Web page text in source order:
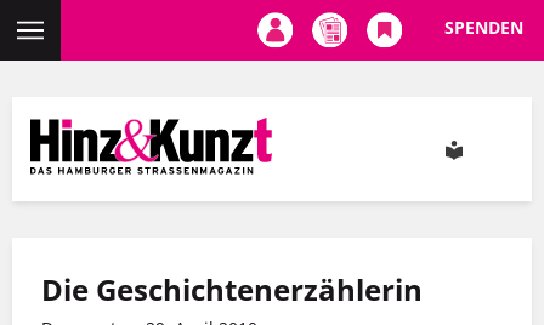
Inhalt
SPENDEN
Die Geschichtenerzählerin